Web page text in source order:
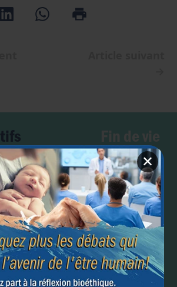
✕
Fin de vie